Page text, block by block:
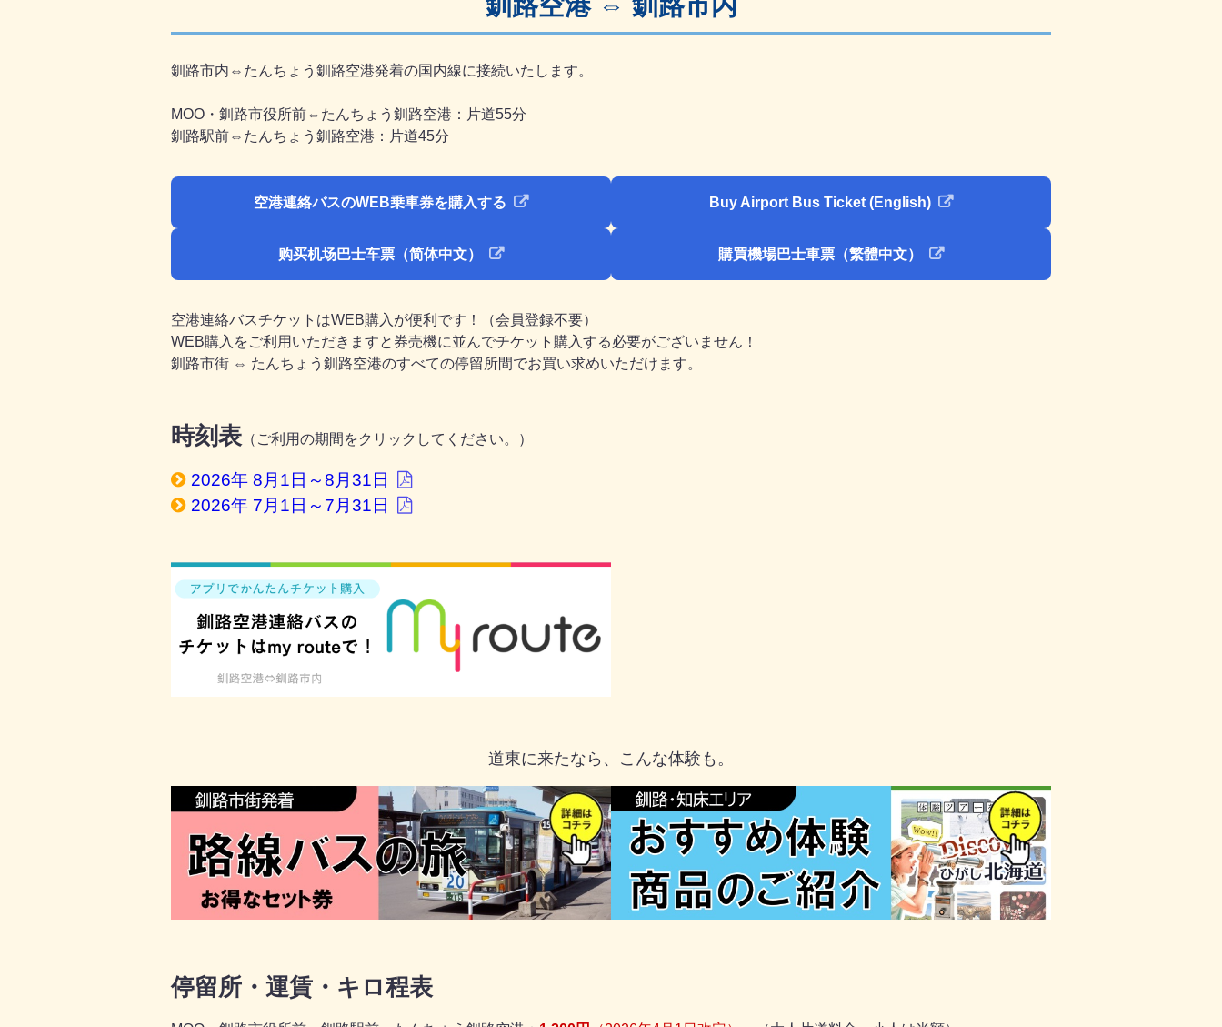
釧路市内⇔たんちょう釧路空港発着の国内線に接続いたします。
MOO・釧路市役所前⇔たんちょう釧路空港：片道55分
釧路駅前⇔たんちょう釧路空港：片道45分
空港連絡バスのWEB乗車券を購入する Buy Airport Bus Ticket (English)
购买机场巴士车票（简体中文） 購買機場巴士車票（繁體中文）
空港連絡バスチケットはWEB購入が便利です！（会員登録不要）
WEB購入をご利用いただきますと券売機に並んでチケット購入する必要がございません！
釧路市街 ⇔ たんちょう釧路空港のすべての停留所間でお買い求めいただけます。
時刻表 （ご利用の期間をクリックしてください。）
2026年 8月1日～8月31日
2026年 7月1日～7月31日
道東に来たなら、こんな体験も。
停留所・運賃・キロ程表